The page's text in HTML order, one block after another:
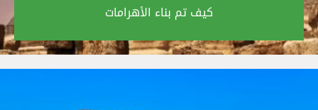
كيف تم بناء الأهرامات‎